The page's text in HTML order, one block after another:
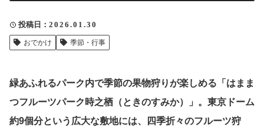
投稿日 2026.01.30
おでかけ 季節・行事
緑あふれるパーク内で季節の果物狩りが楽しめる「はまま
つフルーツパーク時之栖（ときのすみか）」。東京ドーム
約9個分という広大な敷地には、四季折々のフルーツ狩
感想・声を送る